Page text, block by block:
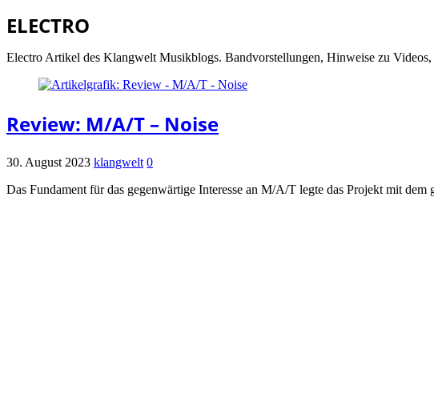
ELECTRO
Electro Artikel des Klangwelt Musikblogs. Bandvorstellungen, Hinweise zu
Review: M/A/T – Noise
30. August 2023 klangwelt 0
Das Fundament für das gegenwärtige Interesse an M/A/T legte das Projekt mit